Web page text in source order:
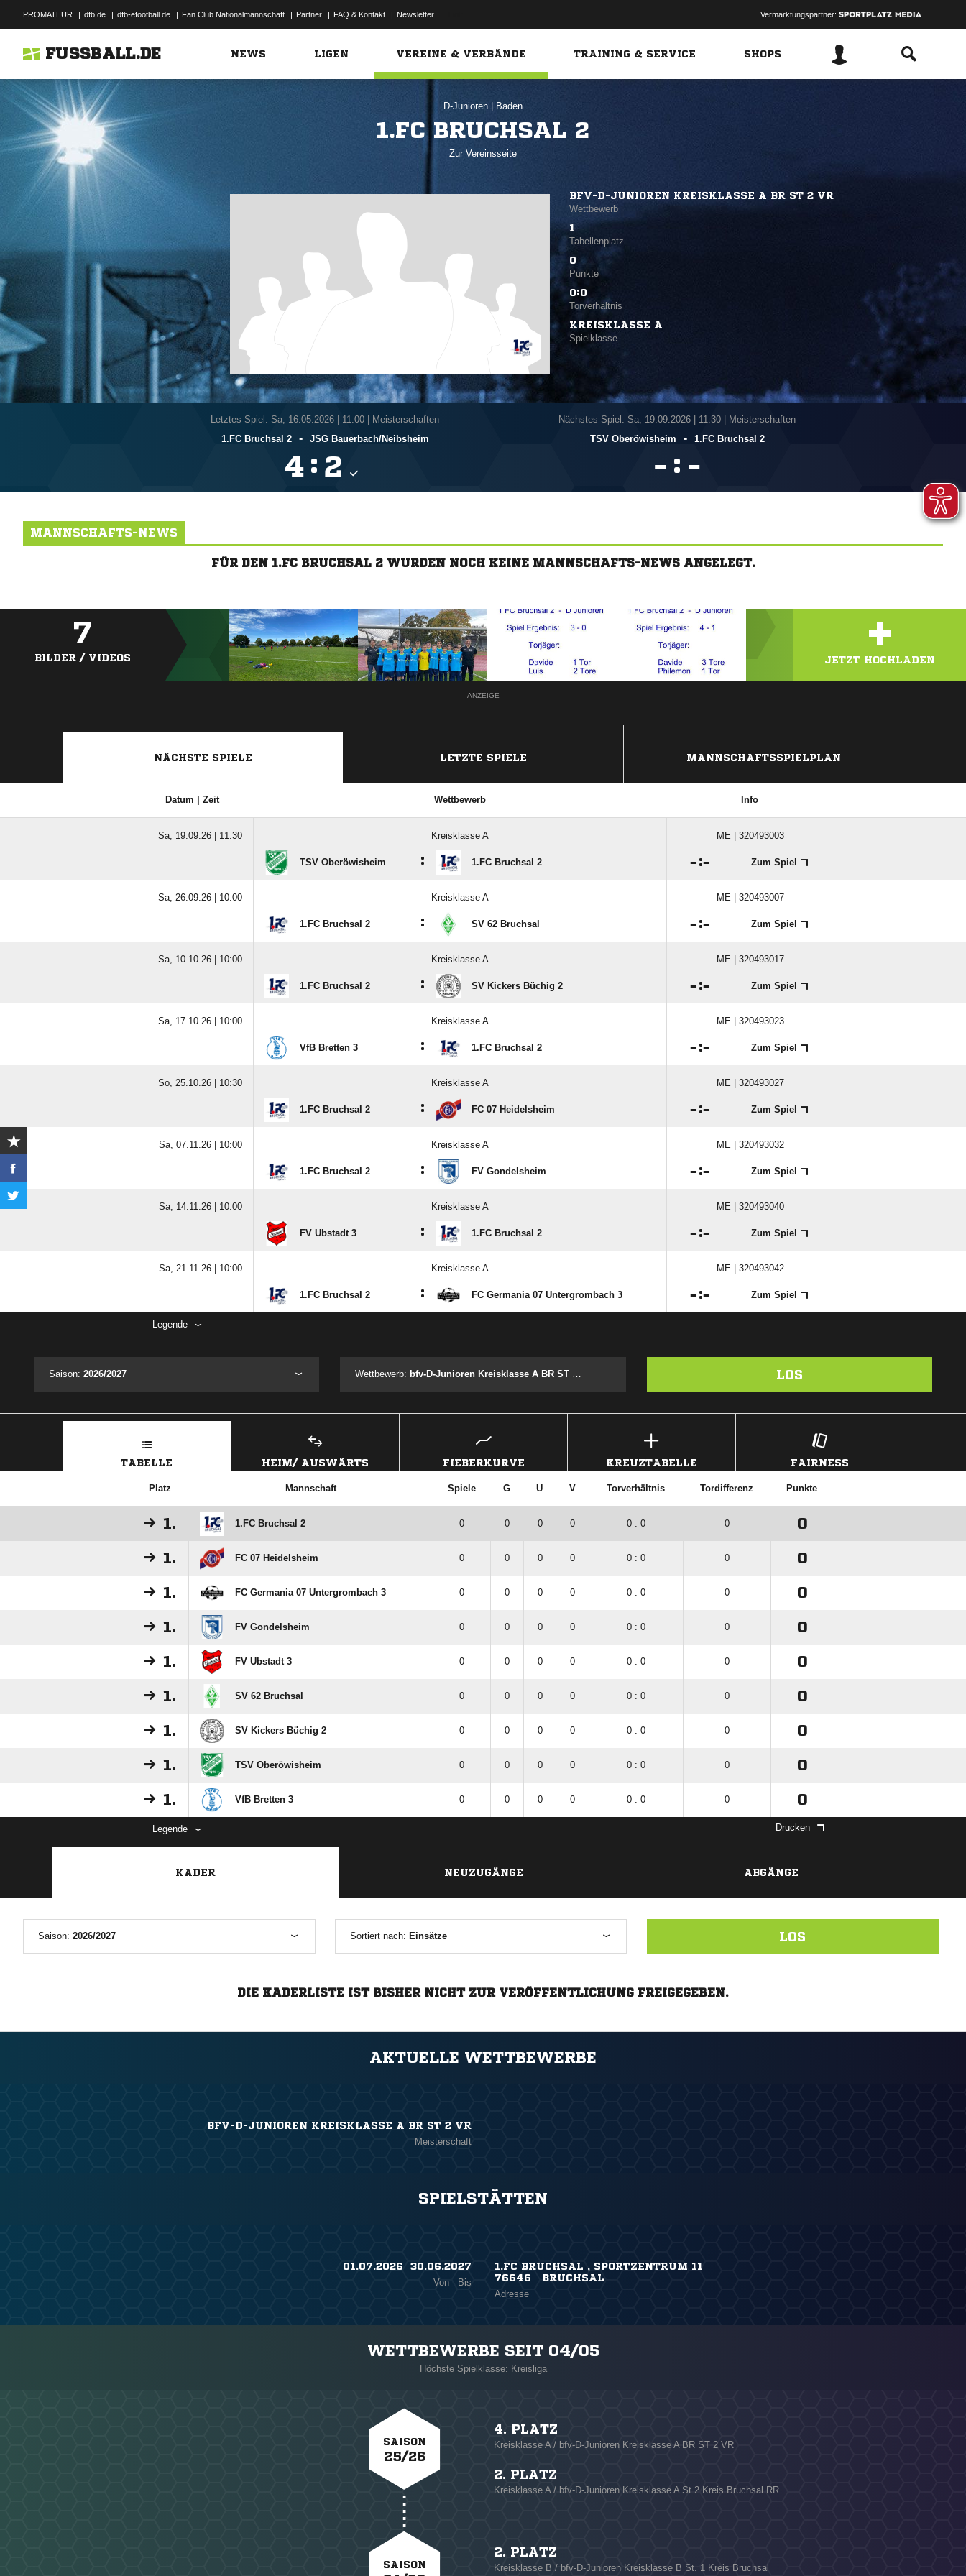
PROMATEUR | dfb.de | dfb-efootball.de | Fan Club Nationalmannschaft | Partner | FAQ & Kontakt | Newsletter Vermarktungspartner:
FUSSBALL.DE NEWS LIGEN VEREINE & VERBÄNDE TRAINING & SERVICE SHOPS
D-Junioren Baden
1.FC BRUCHSAL 2
Zur Vereinsseite
BFV-D-JUNIOREN KREISKLASSE A BR ST 2 VR
Wettbewerb
1
Tabellenplatz
0
Punkte
0:0
Torverhältnis
KREISKLASSE A
Spielklasse
Letztes Spiel: Sa, 16.05.2026
11:00 | Meisterschaften
1.FC Bruchsal 2
- JSG Bauerbach/​Neibsheim
 : 
Nächstes Spiel: Sa, 19.09.2026
11:30 | Meisterschaften
TSV Oberöwisheim
- 1.FC Bruchsal 2
 : 
MANNSCHAFTS-NEWS
FÜR DEN 1.FC BRUCHSAL 2 WURDEN NOCH KEINE MANNSCHAFTS-NEWS ANGELEGT.
7
BILDER / VIDEOS +
JETZT HOCHLADEN
ANZEIGE
NÄCHSTE SPIELE LETZTE SPIELE MANNSCHAFTSSPIELPLAN
Datum | Zeit Wettbewerb Info
Sa, 19.09.26 | 11:30 Kreisklasse A ME | 320493003
TSV Oberöwisheim : 1.FC Bruchsal 2 : Zum Spiel
Sa, 26.09.26 | 10:00 Kreisklasse A ME | 320493007
1.FC Bruchsal 2 : SV 62 Bruchsal : Zum Spiel
Sa, 10.10.26 | 10:00 Kreisklasse A ME | 320493017
1.FC Bruchsal 2 : SV Kickers Büchig 2 : Zum Spiel
Sa, 17.10.26 | 10:00 Kreisklasse A ME | 320493023
VfB Bretten 3 : 1.FC Bruchsal 2 : Zum Spiel
So, 25.10.26 | 10:30 Kreisklasse A ME | 320493027
1.FC Bruchsal 2 : FC 07 Heidelsheim : Zum Spiel
Sa, 07.11.26 | 10:00 Kreisklasse A ME | 320493032
1.FC Bruchsal 2 : FV Gondelsheim : Zum Spiel
Sa, 14.11.26 | 10:00 Kreisklasse A ME | 320493040
FV Ubstadt 3 : 1.FC Bruchsal 2 : Zum Spiel
Sa, 21.11.26 | 10:00 Kreisklasse A ME | 320493042
1.FC Bruchsal 2 : FC Germania 07 Untergrombach 3 : Zum Spiel
Legende
Saison: 2026/2027 Wettbewerb: bfv-D-Junioren Kreisklasse A BR ST 2 VR LOS
TABELLE HEIM/ AUSWÄRTS FIEBERKURVE KREUZTABELLE FAIRNESS
Platz Mannschaft Spiele G U V Torverhältnis Tordifferenz Punkte
1. 1.FC Bruchsal 2 0 0 0 0 0 : 0 0 0
1. FC 07 Heidelsheim 0 0 0 0 0 : 0 0 0
1. FC Germania 07 Untergrombach 3 0 0 0 0 0 : 0 0 0
1. FV Gondelsheim 0 0 0 0 0 : 0 0 0
1. FV Ubstadt 3 0 0 0 0 0 : 0 0 0
1. SV 62 Bruchsal 0 0 0 0 0 : 0 0 0
1. SV Kickers Büchig 2 0 0 0 0 0 : 0 0 0
1. TSV Oberöwisheim 0 0 0 0 0 : 0 0 0
1. VfB Bretten 3 0 0 0 0 0 : 0 0 0
Legende Drucken
KADER NEUZUGÄNGE ABGÄNGE
Saison: 2026/2027 Sortiert nach: Einsätze LOS
DIE KADERLISTE IST BISHER NICHT ZUR VERÖFFENTLICHUNG FREIGEGEBEN.
AKTUELLE WETTBEWERBE
BFV-D-JUNIOREN KREISKLASSE A BR ST 2 VR
Meisterschaft
SPIELSTÄTTEN
01.07.2026 ​ 30.06.2027
Von - Bis
1.FC BRUCHSAL , SPORTZENTRUM 11
76646 BRUCHSAL
Adresse
WETTBEWERBE SEIT 04/05
Höchste Spielklasse: Kreisliga
SAISON
25/26
4. PLATZ
Kreisklasse A / bfv-D-Junioren Kreisklasse A BR ST 2 VR
2. PLATZ
Kreisklasse A / bfv-D-Junioren Kreisklasse A St.2 Kreis Bruchsal RR
SAISON
2. PLATZ
Kreisklasse B / bfv-D-Junioren Kreisklasse B St. 1 Kreis Bruchsal